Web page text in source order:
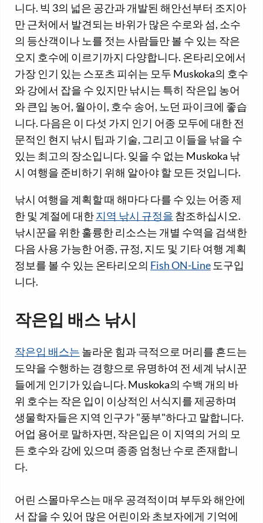
니다. 빅 3의 넓은 공간과 개발된 해안선부터 조지아
만 근처에서 발견되는 바위가 많은 수로와 섬, 소수
의 등산객이나 노를 젓는 사람들만 볼 수 있는 작은
오지 호수에 이르기까지 다양합니다. 온타리오에서
가장 인기 있는 스포츠 피쉬는 모두 Muskoka의 호수
와 강에서 잡을 수 있지만 낚시는 특히 작은입 농어
와 큰입 농어, 월아이, 호수 송어, 노던 파이크에 좋습
니다. 다음은 이 다섯 가지 인기 어종 모두에 대한 전
문적인 현지 낚시 팁과 기술, 그리고 이들을 낚을 수
있는 최고의 장소입니다. 잊을 수 없는 Muskoka 낚
시 여행을 준비하기 위해 알아야 할 모든 것입니다.
낚시 여행을 계획할 때 해마다 다를 수 있는 어종 제
한 및 계절에 대한지역 낚시 규정을 참조하십시오.
낚시꾼을 위한 훌륭한 리소스는 개별 수역을 검색한
다음 사용 가능한 어종, 규정, 지도 및 기타 여행 계획
정보를 볼 수 있는 온타리오의 Fish ON-Line 도구입
니다.
작은입 배스 낚시
작은입 배스는 놀라운 힘과 극적으로 머리를 흔드는
도약을 수행하는 경향으로 유명하여 전 세계 낚시꾼
들에게 인기가 있습니다. Muskoka의 수백 개의 바
위 호수는 작은 입이 이상적인 서식지를 제공하며
생물학자들은 지역 인구가 "풍부"하다고 말합니다.
어업 용어로 말하자면, 작은입은 이 지역의 거의 모
든 호수와 강에 있으며 종종 엄청난 수로 존재합니
다.
어린 스몰마우스는 매우 공격적이며 부두와 해안에
서 잡을 수 있어 많은 어린이와 초보자에게 기억에